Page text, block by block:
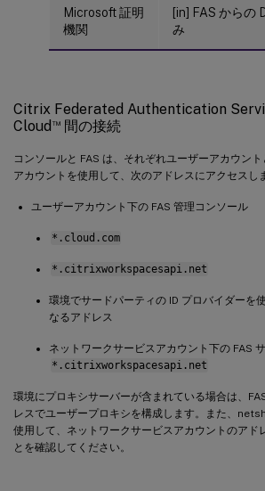
Microsoft 証明
機関
[in] FAS からの
み
Citrix Federated Authentication
Cloud ™間の接続
コンソールと FAS は、それぞれユーザーアカウン
アカウントを使用して、次のアドレスにアクセスし
ユーザーアカウント下の FAS 管理コンソール
*.cloud.com
*.citrixworkspacesapi.net
環境でサードパーティの ID プロバイダーを
なるアドレス
ネットワークサービスアカウント下の FAS
*.citrixworkspacesapi.net
環境にプロキシサーバーが含まれている場合は、
レスでユーザープロキシを構成します。また、
使用して、ネットワークサービスアカウントのアド
とを確認してください。